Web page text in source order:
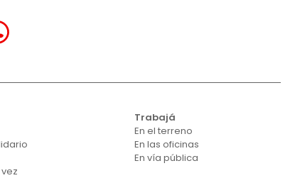
Trabajá
En el terreno
En las oficinas
En vía pública